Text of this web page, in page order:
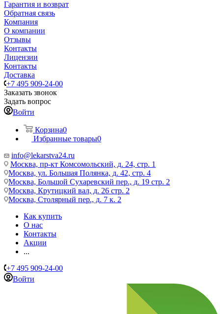
Гарантия и возврат
Обратная связь
Компания
О компании
Отзывы
Контакты
Лицензии
Контакты
Доставка
+7 495 909-24-00
Заказать звонок
Задать вопрос
Войти
Корзина0
Избранные товары0
info@lekarstva24.ru
Москва, пр-кт Комсомольский, д. 24, стр. 1
Москва, ул. Большая Полянка, д. 42, стр. 4
Москва, Большой Сухаревский пер., д. 19 стр. 2
Москва, Крутицкий вал, д. 26 стр. 2
Москва, Столярный пер., д. 7 к. 2
Как купить
О нас
Контакты
Акции
...
+7 495 909-24-00
Войти